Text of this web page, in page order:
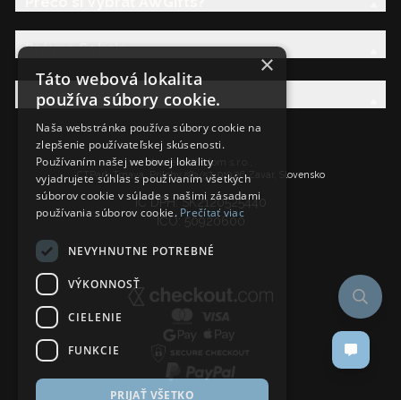
Právna Sekcia
AW Rodina
Ancient Wisdom s.r.o.,
CTPark Trnava, Prílohy 583/57, 919 26 Zavar, Slovensko
IČ DPH: SK2120525440
IČO: 50920600
×
Táto webová lokalita
používa súbory cookie.
Naša webstránka používa súbory cookie na
zlepšenie používateľskej skúsenosti.
Používaním našej webovej lokality
vyjadrujete súhlas s používaním všetkých
súborov cookie v súlade s našimi zásadami
používania súborov cookie. Prečítať viac
NEVYHNUTNE POTREBNÉ
VÝKONNOSŤ
CIELENIE
FUNKCIE
PRIJAŤ VŠETKO